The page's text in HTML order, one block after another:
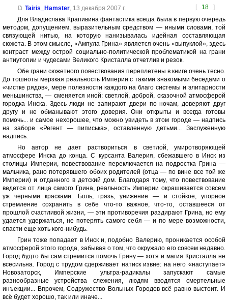
[ 18 ]
Tairis_Hamster, 13 декабря 2007 г.
Для Владислава Крапивина фантастика всегда была в первую очередь
методом, допущением, выразительным средством — иными словами, той
связующей нитью, на которую нанизывалась идейная составляющая
сюжета. В этом смысле, «Ампула Грина» является очень «выпуклой», здесь
контраст между острой социально-политической проблематикой на грани
антиутопии и чудесами Великого Кристалла отчетлив и резок.
Обе грани сюжетного повествования переплетены в книге очень тесно.
До тошноты мерзкая реальность Империи с такими знакомыми беседами о
«чистке рядов», мере полезности каждого на благо системы и элитарности
меньшинства, — сменяется иной: светлой, доброй, сказочной атмосферой
городка Инска. Здесь люди не запирают двери по ночам, доверяют друг
другу и не обманывают этого доверия. Они открыты и всегда готовы
помочь... и самое нехорошее, что можно увидеть в этом городе — надпись
на заборе «Регент — пиписька», оставленную детьми... Заслуженную
надпись.
Но автор не дает раствориться в светлой, умиротворяющей
атмосфере Инска до конца. С курсанта Валерия, сбежавшего в Инск из
столицы Империи, повествование переключается на подростка Грина —
мальчика, рано потерявшего обоих родителей (отца — по вине все той же
Империи) и отданного в детский дом. Благодаря тому, что повествование
ведется от лица самого Грина, реальность Империи окрашивается совсем
уж черными красками. Боль, грязь, унижение — и стойкое, упорное
стремление сохранить в себе что-то важное, что-то, оставшееся от
прошлой счастливой жизни, — эти противоречия раздирают Грина, но ему
удается удержаться, не потерять самого себя — и по мере возможности,
спасти еще хоть кого-нибудь.
Грин тоже попадает в Инск и, подобно Валерию, проникается особой
атмосферой этого города, забывая о том, что окружало его совсем недавно.
Город будто бы сам стремится помочь Грину — хотя и магия Кристалла не
всесильна. Город с трудом сдерживает натиск извне: на него «наступает»
Новозаторск, Имперские ультра-радикалы запускают самые
разнообразные устройства слежения, людям вводятся смертельные
инъекции... Впрочем, Содружество Вольных Городов всё равно выстоит. И
всё будет хорошо, так или иначе...